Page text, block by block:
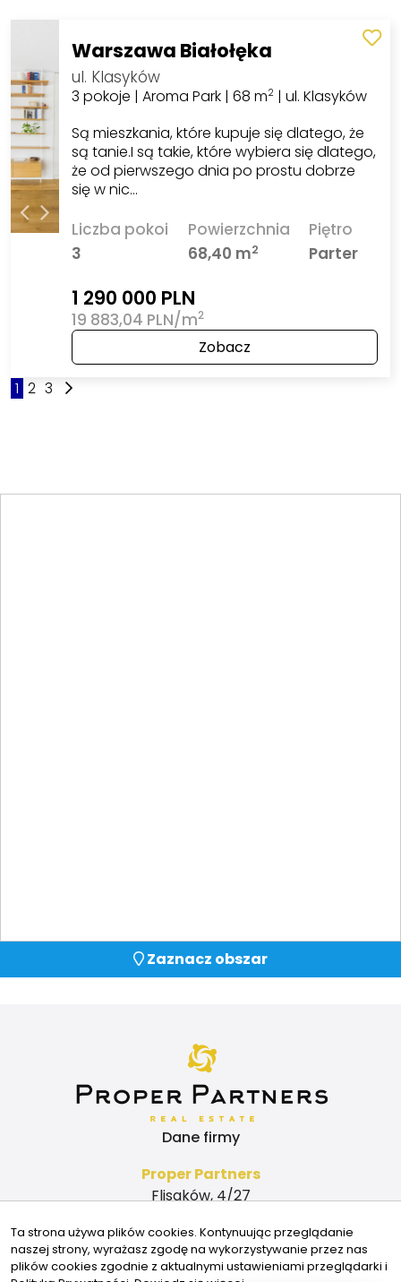
Warszawa Białołęka
ul. Klasyków
3 pokoje | Aroma Park | 68 m2 | ul. Klasyków
Są mieszkania, które kupuje się dlatego, że
są tanie.I są takie, które wybiera się dlatego,
że od pierwszego dnia po prostu dobrze
się w nic…
Liczba pokoi
3
Powierzchnia
68,40 m2
Piętro
Parter
1 290 000 PLN
19 883,04 PLN/m2
Zobacz
1 2 3
Zaznacz obszar
Dane firmy
Proper Partners
Flisaków, 4/27
Kontakt
biuro@properpartners.pl
Ta strona używa plików cookies. Kontynuując przeglądanie
naszej strony, wyrażasz zgodę na wykorzystywanie przez nas
plików cookies zgodnie z aktualnymi ustawieniami przeglądarki i